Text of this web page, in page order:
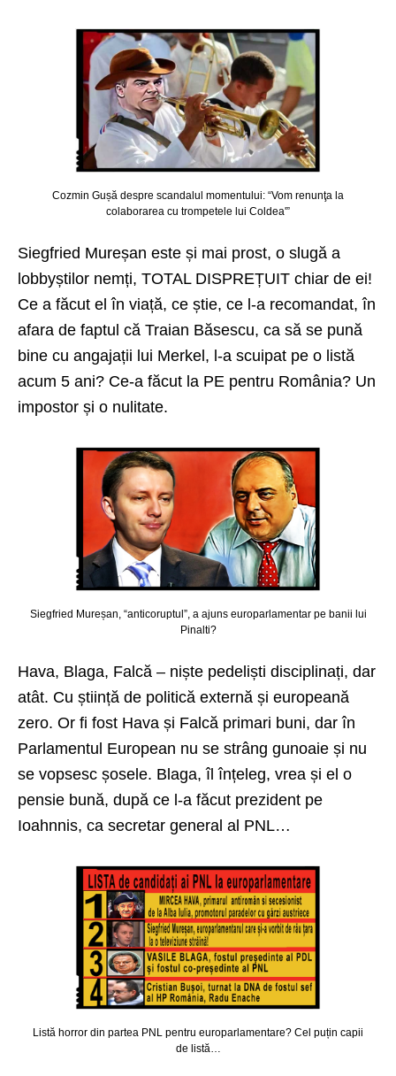
Cozmin Gușă despre scandalul momentului: “Vom renunţa la
colaborarea cu trompetele lui Coldea'”
Siegfried Mureșan este și mai prost, o slugă a
lobbyștilor nemți, TOTAL DISPREȚUIT chiar de ei!
Ce a făcut el în viață, ce știe, ce l-a recomandat, în
afara de faptul că Traian Băsescu, ca să se pună
bine cu angajații lui Merkel, l-a scuipat pe o listă
acum 5 ani? Ce-a făcut la PE pentru România? Un
impostor și o nulitate.
Siegfried Mureșan, “anticoruptul”, a ajuns europarlamentar pe banii lui
Pinalti?
Hava, Blaga, Falcă – niște pedeliști disciplinați, dar
atât. Cu știință de politică externă și europeană
zero. Or fi fost Hava și Falcă primari buni, dar în
Parlamentul European nu se strâng gunoaie și nu
se vopsesc șosele. Blaga, îl înțeleg, vrea și el o
pensie bună, după ce l-a făcut prezident pe
Ioahnnis, ca secretar general al PNL…
Listă horror din partea PNL pentru europarlamentare? Cel puțin capii
de listă…